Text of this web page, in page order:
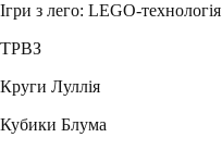
Ігри з лего: LEGO-технологія
ТРВЗ
Круги Луллія
Кубики Блума